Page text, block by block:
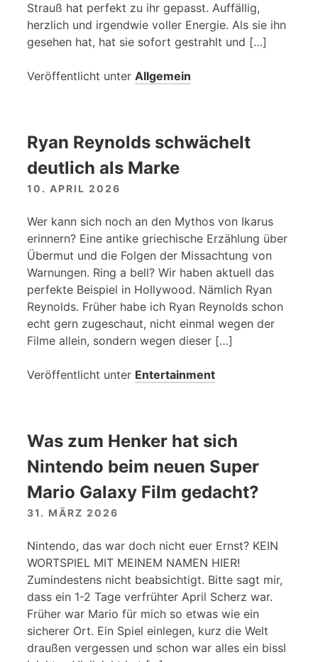
Strauß hat perfekt zu ihr gepasst. Auffällig,
herzlich und irgendwie voller Energie. Als sie ihn
gesehen hat, hat sie sofort gestrahlt und […]
Veröffentlicht unter Allgemein
Ryan Reynolds schwächelt
deutlich als Marke
10. APRIL 2026
Wer kann sich noch an den Mythos von Ikarus
erinnern? Eine antike griechische Erzählung über
Übermut und die Folgen der Missachtung von
Warnungen. Ring a bell? Wir haben aktuell das
perfekte Beispiel in Hollywood. Nämlich Ryan
Reynolds. Früher habe ich Ryan Reynolds schon
echt gern zugeschaut, nicht einmal wegen der
Filme allein, sondern wegen dieser […]
Veröffentlicht unter Entertainment
Was zum Henker hat sich
Nintendo beim neuen Super
Mario Galaxy Film gedacht?
31. MÄRZ 2026
Nintendo, das war doch nicht euer Ernst? KEIN
WORTSPIEL MIT MEINEM NAMEN HIER!
Zumindestens nicht beabsichtigt. Bitte sagt mir,
dass ein 1-2 Tage verfrühter April Scherz war.
Früher war Mario für mich so etwas wie ein
sicherer Ort. Ein Spiel einlegen, kurz die Welt
draußen vergessen und schon war alles ein bissl